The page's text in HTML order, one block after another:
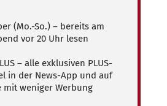
(Mo.-So.) – bereits am
vor 20 Uhr lesen
– alle exklusiven PLUS-
in der News-App und auf
mit weniger Werbung